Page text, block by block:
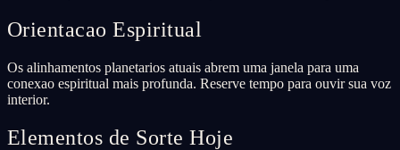
Orientacao Espiritual
Os alinhamentos planetarios atuais abrem uma janela para uma
conexao espiritual mais profunda. Reserve tempo para ouvir sua voz
interior.
Elementos de Sorte Hoje